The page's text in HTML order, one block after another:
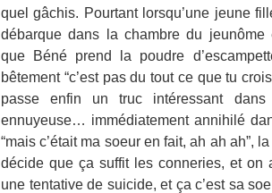
quel gâchis. Pourtant lorsqu’une jeune
débarque dans la chambre du jeunôme
que Béné prend la poudre
bêtement “c’est pas du tout ce que tu
passe enfin un truc intéressant
ennuyeuse… immédiatement annihilé
“mais c’était ma soeur en fait, ah ah ah”,
décide que ça suffit les conneries, et on
une tentative de suicide, et ça c’est sa